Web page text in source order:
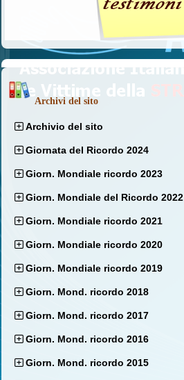
Archivi del sito
Archivio del sito
Giornata del Ricordo 2024
Giorn. Mondiale ricordo 2023
Giorn. Mondiale del Ricordo 2022
Giorn. Mondiale ricordo 2021
Giorn. Mondiale ricordo 2020
Giorn. Mondiale ricordo 2019
Giorn. Mond. ricordo 2018
Giorn. Mond. ricordo 2017
Giorn. Mond. ricordo 2016
Giorn. Mond. ricordo 2015